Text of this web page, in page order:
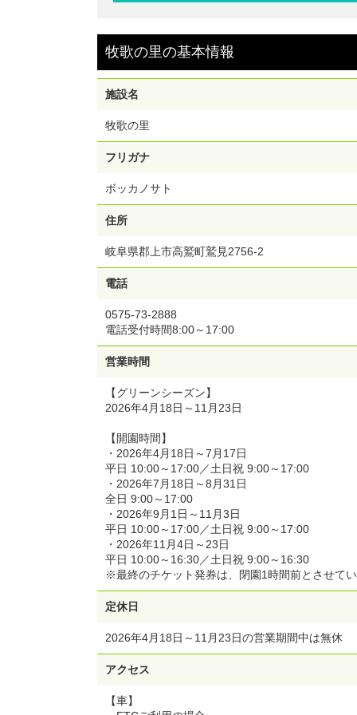
※ご購入いただいたチケットのQRコードを表示させ
※ご購入後のキャンセル・返金・変更は受け付けら
せん。
【利用期間】2026年7月18日～11月23日
※上記期間以外はご利用いただけません。ご注意く
い。
牧歌の里の基本情報
施設名
牧歌の里
フリガナ
ボッカノサト
住所
岐阜県郡上市高鷲町鷲見2756-2
電話
0575-73-2888
電話受付時間8:00～17:00
営業時間
【グリーンシーズン】
2026年4月18日～11月23日
【開園時間】
・2026年4月18日～7月17日
平日 10:00～17:00／土日祝 9:00～17:00
・2026年7月18日～8月31日
全日 9:00～17:00
・2026年9月1日～11月3日
平日 10:00～17:00／土日祝 9:00～17:00
・2026年11月4日～23日
平日 10:00～16:30／土日祝 9:00～16:30
※最終のチケット発券は、閉園1時間前とさせて
定休日
2026年4月18日～11月23日の営業期間中は無休
アクセス
【車】